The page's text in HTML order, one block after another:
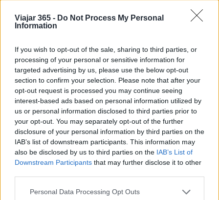
Viajar 365 - Do Not Process My Personal
Information
If you wish to opt-out of the sale, sharing to third parties, or
processing of your personal or sensitive information for
targeted advertising by us, please use the below opt-out
section to confirm your selection. Please note that after your
opt-out request is processed you may continue seeing
interest-based ads based on personal information utilized by
us or personal information disclosed to third parties prior to
your opt-out. You may separately opt-out of the further
disclosure of your personal information by third parties on the
IAB’s list of downstream participants. This information may
also be disclosed by us to third parties on the IAB’s List of
Downstream Participants that may further disclose it to other
Please note that this website/app uses one or more Google
Personal Data Processing Opt Outs